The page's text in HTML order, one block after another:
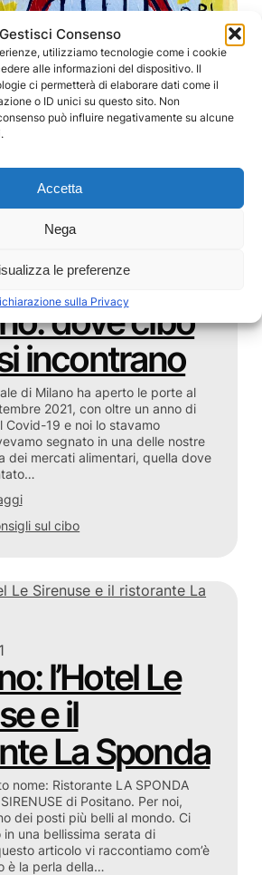
Gestisci Consenso
utilizziamo tecnologie come i cookie
alle informazioni del dispositivo. Il
ci permetterà di elaborare dati come il
o ID unici su questo sito. Non
può influire negativamente su alcune
Accetta
Nega
le preferenze
sulla Privacy
Centrale
dove cibo
incontrano
di Milano ha aperto le porte al
2021, con oltre un anno di
Covid-19 e noi lo stavamo
segnato in una delle nostre
dei mercati alimentari, quella dove
sul cibo
l’Hotel Le
e il
La Sponda
nome: Ristorante LA SPONDA
di Positano. Per noi,
dei posti più belli al mondo. Ci
una bellissima serata di
articolo vi raccontiamo com’è
è la perla della…